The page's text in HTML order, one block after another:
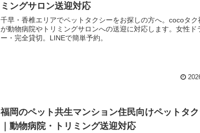
ミングサロン送迎対応
千早・香椎エリアでペットタクシーをお探しの方へ。cocoタク
が動物病院やトリミングサロンへの送迎に対応します。女性ド
ー・完全貸切。LINEで簡単予約。
福岡のペット共生マンション住民向けペットタ
｜動物病院・トリミング送迎対応